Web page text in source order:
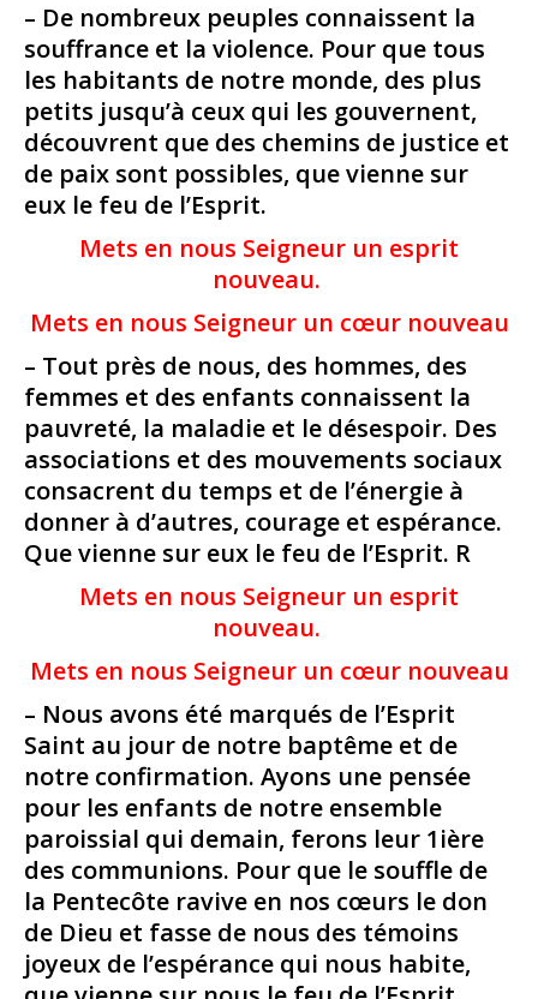
– De nombreux peuples connaissent la
souffrance et la violence. Pour que tous
les habitants de notre monde, des plus
petits jusqu’à ceux qui les gouvernent,
découvrent que des chemins de justice et
de paix sont possibles, que vienne sur
eux le feu de l’Esprit.
Mets en nous Seigneur un esprit
nouveau.
Mets en nous Seigneur un cœur nouveau
– Tout près de nous, des hommes, des
femmes et des enfants connaissent la
pauvreté, la maladie et le désespoir. Des
associations et des mouvements sociaux
consacrent du temps et de l’énergie à
donner à d’autres, courage et espérance.
Que vienne sur eux le feu de l’Esprit. R
Mets en nous Seigneur un esprit
nouveau.
Mets en nous Seigneur un cœur nouveau
– Nous avons été marqués de l’Esprit
Saint au jour de notre baptême et de
notre confirmation. Ayons une pensée
pour les enfants de notre ensemble
paroissial qui demain, ferons leur 1ière
des communions. Pour que le souffle de
la Pentecôte ravive en nos cœurs le don
de Dieu et fasse de nous des témoins
joyeux de l’espérance qui nous habite,